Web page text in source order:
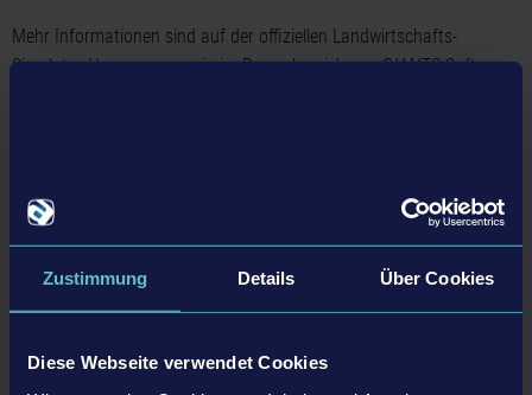
Zustimmung Details Über Cookies
Diese Webseite verwendet Cookies
Mehr Informationen sind auf der offiziellen Landwirtschafts-
Simulator-Homepage sowie im Pressebereich von GIANTS Software